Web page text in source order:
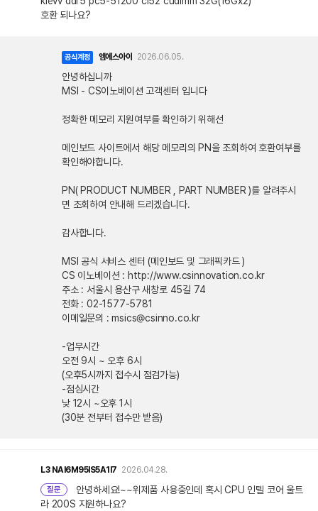
호환 되나요?
공식계정 엠에스아이 2026.06.05.
안녕하십니까
MSI - CS이노베이션 고객센터 입니다
정확한 메모리 지원여부를 확인하기 위해선
메인보드 사이트에서 해당 메모리의 PN을 조회하여 호환여부를
확인해야합니다.
PN( PRODUCT NUMBER , PART NUMBER )를 알려주시
면 조회하여 안내해 드리겠습니다.
감사합니다.
MSI 공식 서비스 센터 (메인보드 및 그래픽카드 )
CS 이노베이션 : http://www.csinnovation.co.kr
주소 : 서울시 용산구 새창로 45길 74
전화 : 02-1577-5781
이메일문의 : msics@csinno.co.kr
-업무시간
오전 9시 ~ 오후 6시
(오후5시까지 접수시 점검가능)
-점심시간
낮 12시 ~오후 1시
(30분 전부터 접수만 받음)
L3 NAI6M95IS5A1I7 2026.04.28.
질문
안녕하세요!~~위제품 사용중인데 혹시 CPU 인텔 코어 울트
라 200S 지원하나요?